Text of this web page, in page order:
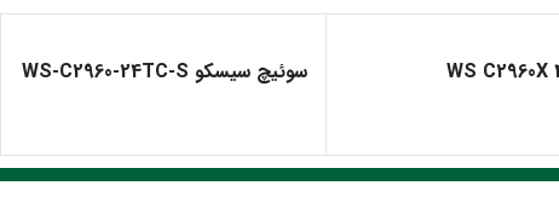
WS C2960X سوئیچ سیسکو WS-C2960-24TC-S